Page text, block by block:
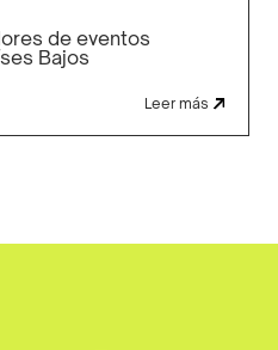
de eventos
Bajos
Leer más